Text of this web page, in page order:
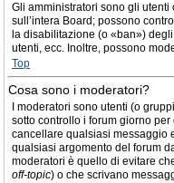
Gli amministratori sono gli
sull’intera Board; possono
la disabilitazione (o «ban»)
utenti, ecc. Inoltre, possono
Top
Cosa sono i moderatori?
I moderatori sono utenti (o
sotto controllo i forum giorno
cancellare qualsiasi messaggio
qualsiasi argomento del forum
moderatori è quello di evitare
off-topic) o che scrivano